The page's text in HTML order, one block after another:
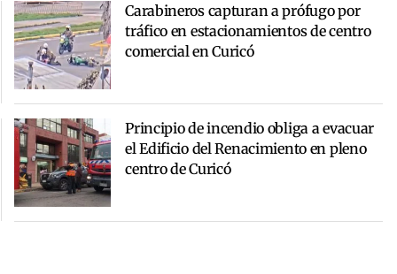
Carabineros capturan a prófugo por
tráfico en estacionamientos de centro
comercial en Curicó
Principio de incendio obliga a evacuar
el Edificio del Renacimiento en pleno
centro de Curicó